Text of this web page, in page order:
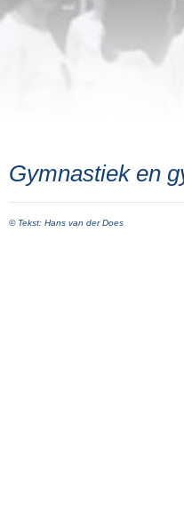
Gymnastiek en
© Tekst: Hans van der Does